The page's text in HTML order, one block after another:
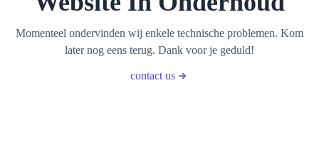
Momenteel ondervinden wij enkele technische problemen. Kom
later nog eens terug. Dank voor je geduld!
contact us